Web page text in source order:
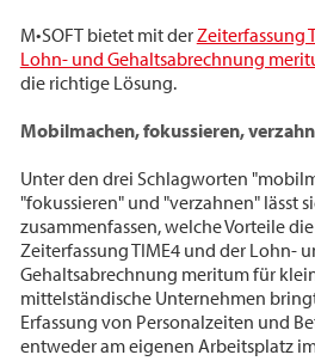
M•SOFT bietet mit derZeiterfassung
Lohn- und Gehaltsabrechnung
die richtige Lösung.
Mobilmachen, fokussieren,
Unter den drei Schlagworten
"fokussieren" und "verzahnen" lässt
zusammenfassen, welche Vorteile
Zeiterfassung TIME4 und der Lohn-
Gehaltsabrechnung meritum für
mittelständische Unternehmen
Erfassung von Personalzeiten und
entweder am eigenen Arbeitsplatz